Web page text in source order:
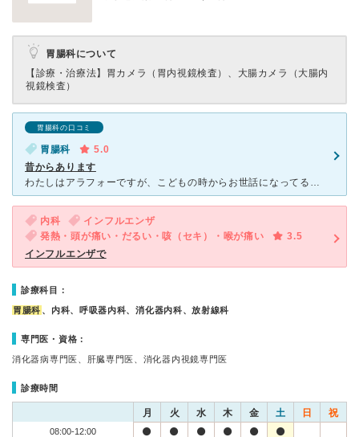
胃腸科について
【診療・治療法】 胃カメラ（胃内視鏡検査）、大腸カメラ（大腸内
視鏡検査）
胃腸科の口コミ
胃腸科
5.0
昔からあります
わたしはアラフォーですが、こどもの時からお世話になってる昔ながらのクリニックです。いつも患者さんがたくさんおられますが、さほど待ち時間は長くないです。胃カメラの技術が素晴らしく医大病院でも有名な先生な
内科
インフルエンザ
発熱・頭が痛い・だるい・咳（セキ）・喉が痛い
3.5
インフルエンザで
診療科目：
胃腸科 、内科、呼吸器内科、消化器内科、放射線科
専門医・資格：
消化器病専門医、肝臓専門医、消化器内視鏡専門医
診療時間
月 火 水 木 金 土 日 祝
08:00-12:00